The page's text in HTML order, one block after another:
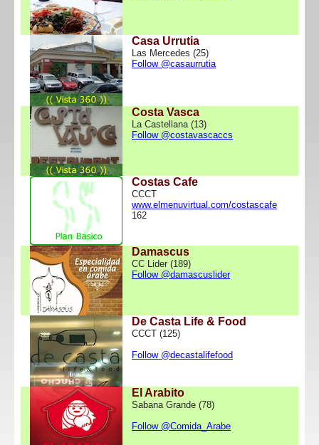
Casa Urrutia
Las Mercedes (25)
Follow @casaurrutia
Costa Vasca
La Castellana (13)
Follow @costavascaccs
Costas Cafe
CCCT
www.elmenuvirtual.com/costascafe
162
Damascus
CC Lider (189)
Follow @damascuslider
De Casta Life & Food
CCCT (125)
Follow @decastalifefood
El Arabito
Sabana Grande (78)
Follow @Comida_Arabe